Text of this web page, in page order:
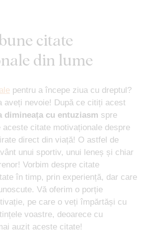
citate
din lume
pentru a începe ziua cu dreptul?
aveți nevoie! După ce citiți acest
dimineața cu entuziasm spre
aceste citate motivaționale despre
direct din viață! O astfel de
unui sportiv, unui leneș și chiar
Vorbim despre citate
în timp, prin experiență, dar care
Vă oferim o porție
pe care o veți împărtăși cu
voastre, deoarece cu
auzit aceste citate!